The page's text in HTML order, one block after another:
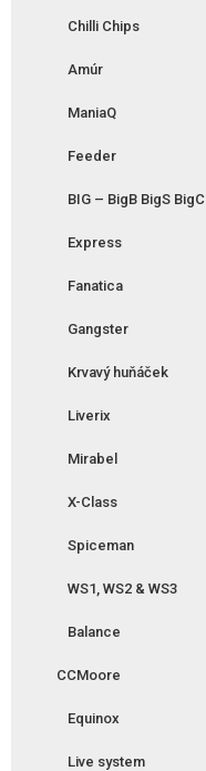
Chilli Chips
Amúr
ManiaQ
Feeder
BIG – BigB BigS BigC
Express
Fanatica
Gangster
Krvavý huňáček
Liverix
Mirabel
X-Class
Spiceman
WS1, WS2 & WS3
Balance
CCMoore
Equinox
Live system